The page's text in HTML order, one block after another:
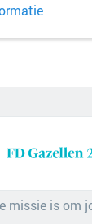
missie is om